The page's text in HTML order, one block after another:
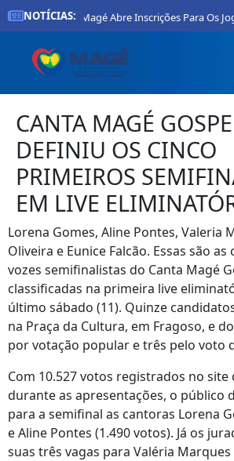
NOTÍCIAS:
De Magé Abre Inscrições Para Os Jogos
CANTA MAGÉ
DEFINIU OS CINCO
PRIMEIROS
EM LIVE
Lorena Gomes, Aline Pontes, Valeria
Oliveira e Eunice Falcão. Essas são
vozes semifinalistas do Canta Magé
classificadas na primeira live
último sábado (11). Quinze
na Praça da Cultura, em Fragoso, e
por votação popular e três pelo voto
Com 10.527 votos registrados no
durante as apresentações, o público
para a semifinal as cantoras Lorena
e Aline Pontes (1.490 votos). Já os
suas três vagas para Valéria Marques